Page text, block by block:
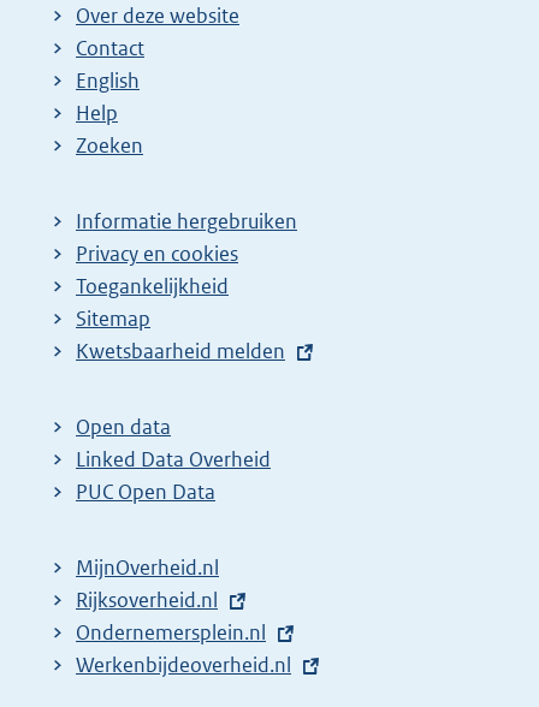
Over deze website
Contact
English
Help
Zoeken
Informatie hergebruiken
Privacy en cookies
Toegankelijkheid
Sitemap
E
t
e
r
l
i
n
k
Kwetsbaarheid melden
Open data
Linked Data Overheid
PUC Open Data
MijnOverheid.nl
E
x
t
Rijksoverheid.nl
E
x
Ondernemersplein.nl
E
Werkenbijdeoverheid.nl